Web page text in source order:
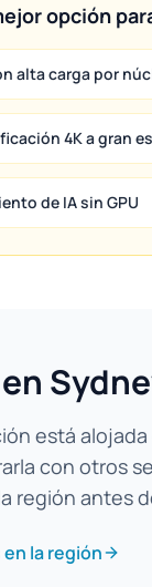
opción
alta carga por
4K a gran
de IA sin GPU
está alojada
con otros
región antes
la región